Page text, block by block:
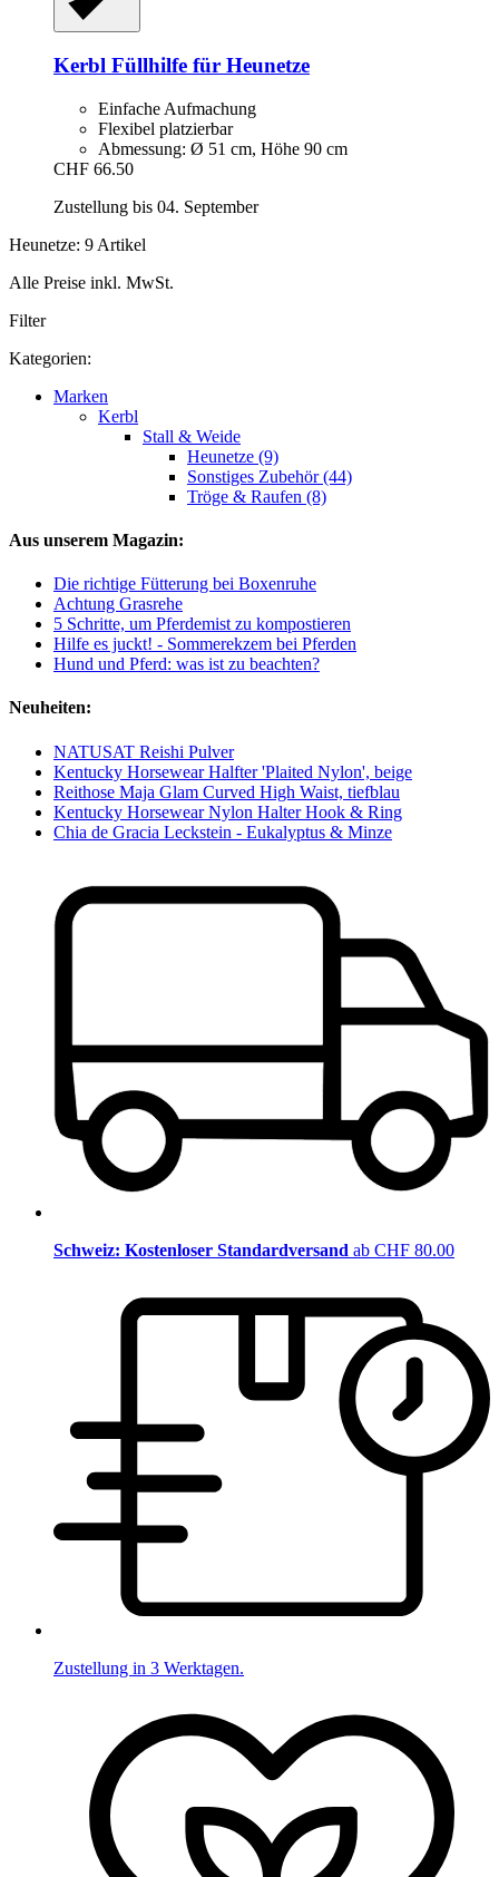
Kerbl Füllhilfe für Heunetze
Einfache Aufmachung
Flexibel platzierbar
Abmessung: Ø 51 cm, Höhe 90 cm
CHF 66.50
Zustellung bis 04. September
Heunetze: 9 Artikel
Alle Preise inkl. MwSt.
Filter
Kategorien:
Marken
Kerbl
Stall & Weide
Heunetze (9)
Sonstiges Zubehör (44)
Tröge & Raufen (8)
Aus unserem Magazin:
Die richtige Fütterung bei Boxenruhe
Achtung Grasrehe
5 Schritte, um Pferdemist zu kompostieren
Hilfe es juckt! - Sommerekzem bei Pferden
Hund und Pferd: was ist zu beachten?
Neuheiten:
NATUSAT Reishi Pulver
Kentucky Horsewear Halfter 'Plaited Nylon', beige
Reithose Maja Glam Curved High Waist, tiefblau
Kentucky Horsewear Nylon Halter Hook & Ring
Chia de Gracia Leckstein - Eukalyptus & Minze
Schweiz: Kostenloser Standardversand ab CHF 80.00
Zustellung in 3 Werktagen.